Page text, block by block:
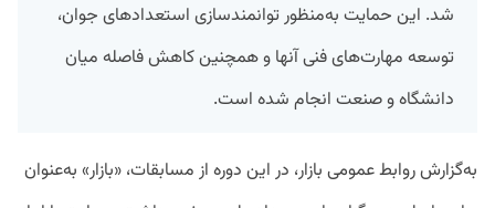
شد. این حمایت به‌منظور توانمندسازی استعدادهای جوان،
توسعه مهارت‌های فنی آنها و همچنین کاهش فاصله میان
دانشگاه و صنعت انجام شده است.
به‌گزارش روابط عمومی بازار، در این دوره از مسابقات، «بازار» به‌عنوان